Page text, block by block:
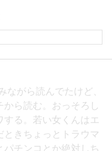
ながら読んでたけど、
ら読む。おっそろし
る。若い女くんはエ
ときちょっとトラウマ
パチンコとか絶対しち